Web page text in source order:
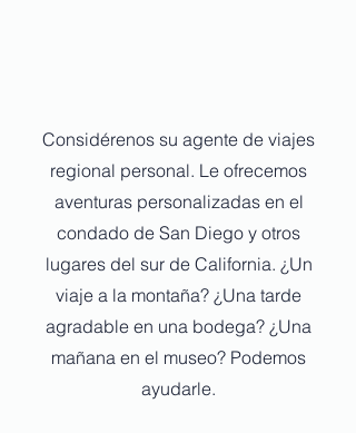
Considérenos su agente de viajes
regional personal. Le ofrecemos
aventuras personalizadas en el
condado de San Diego y otros
lugares del sur de California. ¿Un
viaje a la montaña? ¿Una tarde
agradable en una bodega? ¿Una
mañana en el museo? Podemos
ayudarle.